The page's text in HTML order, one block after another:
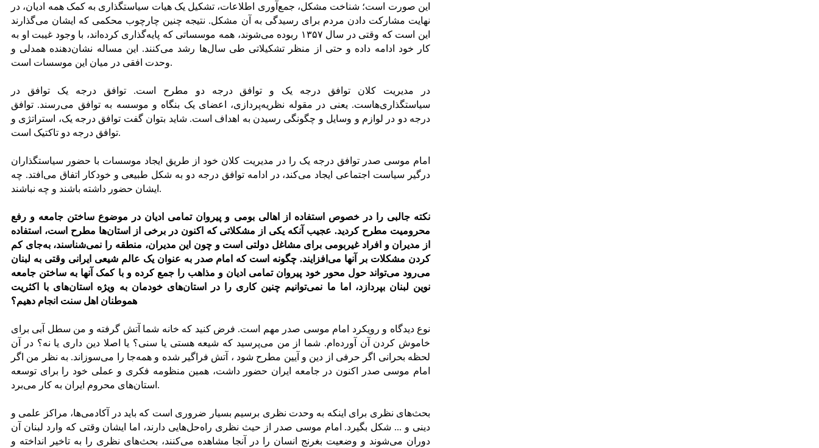
این صورت است؛ شناخت مشکل، جمع‌آوری اطلاعات، تشکیل یک هیات سیاستگذاری به کمک همه ادیان، در
نهایت مشارکت دادن مردم برای رسیدگی به آن مشکل. نتیجه چنین چارچوب محکمی که ایشان می‌گذارند
این است که وقتی در سال ۱۳۵۷ ربوده می‌شوند، همه موسساتی که پایه‌گذاری کرده‌اند، با وجود غیبت او به
کار خود ادامه داده و حتی از منظر تشکیلاتی طی سال‌ها رشد می‌کنند. این مساله نشان‌دهنده همدلی و
وحدت افقی در میان این موسسات است.
در مدیریت کلان توافق درجه یک و توافق درجه دو مطرح است. توافق درجه یک توافق در
سیاستگذاری‌هاست. یعنی در مقوله نظریه‌پردازی، اعضای یک بنگاه و موسسه به توافق می‌رسند. توافق
درجه دو در لوازم و وسایل و چگونگی رسیدن به اهداف است. شاید بتوان گفت توافق درجه یک، استراتژی و
توافق درجه دو تاکتیک است.
امام موسی صدر توافق درجه یک را در مدیریت کلان خود از طریق ایجاد موسسات با حضور سیاستگذاران
درگیر سیاست اجتماعی ایجاد می‌کند، در ادامه توافق درجه دو به شکل طبیعی و خودکار اتفاق می‌افتد. چه
ایشان حضور داشته باشند و چه نباشند.
نکته جالبی را در خصوص استفاده از اهالی بومی و پیروان تمامی ادیان در موضوع ساختن جامعه و رفع
محرومیت مطرح کردید. عجیب آنکه یکی از مشکلاتی که اکنون در برخی از استان‌ها مطرح است، استفاده
از مدیران و افراد غیربومی برای مشاغل دولتی است و چون این مدیران، منطقه را نمی‌شناسند، به‌جای کم
کردن مشکلات بر آنها می‌افزایند. چگونه است که امام صدر به عنوان یک عالم شیعی ایرانی وقتی به لبنان
می‌رود می‌تواند حول محور خود پیروان تمامی ادیان و مذاهب را جمع کرده و با کمک آنها به ساختن جامعه
نوین لبنان بپردازد، اما ما نمی‌توانیم چنین کاری را در استان‌های خودمان به ویژه استان‌های با اکثریت
هموطنان اهل سنت انجام دهیم؟
نوع دیدگاه و رویکرد امام موسی صدر مهم است. فرض کنید که خانه شما آتش گرفته و من سطل آبی برای
خاموش کردن آن آورده‌ام. شما از من می‌پرسید که شیعه هستی یا سنی؟ یا اصلا دین داری یا نه؟ در آن
لحظه بحرانی اگر حرفی از دین و آیین مطرح شود ، آتش فراگیر شده و همه‌جا را می‌سوزاند. به نظر من اگر
امام موسی صدر اکنون در جامعه ایران حضور داشت، همین منظومه فکری و عملی خود را برای توسعه
استان‌های محروم ایران به کار می‌برد.
بحث‌های نظری برای اینکه به وحدت نظری برسیم بسیار ضروری است که باید در آکادمی‌ها، مراکز علمی و
دینی و ... شکل بگیرد. امام موسی صدر از حیث نظری راه‌حل‌هایی دارند، اما ایشان وقتی که وارد لبنان آن
دوران می‌شوند و وضعیت بغرنج انسان را در آنجا مشاهده می‌کنند، بحث‌های نظری را به تاخیر انداخته و